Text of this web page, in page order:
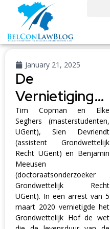
January 21, 2025
De
Vernietiging
Van De
Verlenging
Van De
Levensduur
Van Doel 1 En
2 Het Gebruik
Van
Tim Copman en Elke
Seghers (masterstudenten,
UGent), Sien Devriendt
(assistent Grondwettelijk
Recht UGent) en Benjamin
Meeusen
(doctoraatsonderzoeker
Grondwettelijk Recht
UGent). In een arrest van 5
maart 2020 vernietigde het
Grondwettelijk Hof de wet